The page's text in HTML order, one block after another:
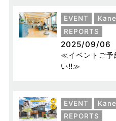
EVENT
REPORTS
2025/09/06
≪イベントご予
い‼≫
EVENT
REPORTS